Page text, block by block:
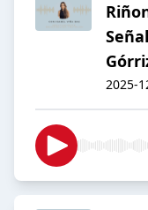
2025-